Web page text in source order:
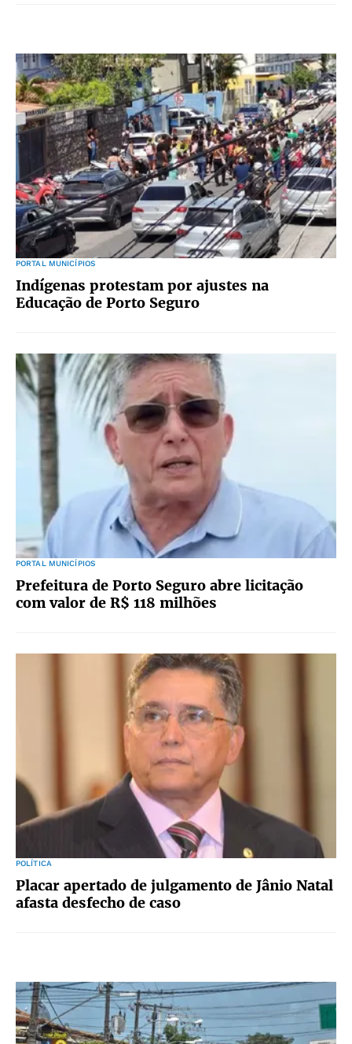
PORTAL MUNICÍPIOS
Indígenas protestam por ajustes na
Educação de Porto Seguro
PORTAL MUNICÍPIOS
Prefeitura de Porto Seguro abre licitação
com valor de R$ 118 milhões
POLÍTICA
Placar apertado de julgamento de Jânio Natal
afasta desfecho de caso